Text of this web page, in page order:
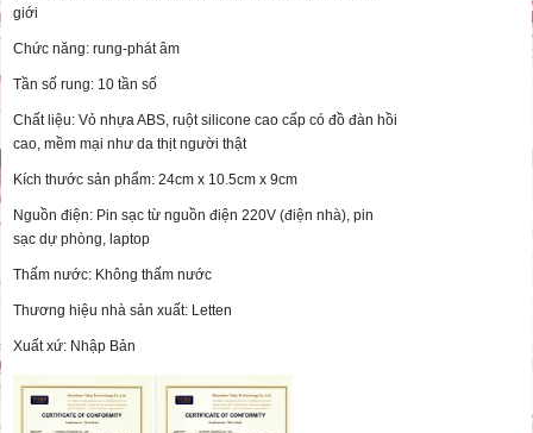
giới
Chức năng: rung-phát âm
Tần số rung: 10 tần số
Chất liệu: Vỏ nhựa ABS, ruột silicone cao cấp có đồ đàn hồi
cao, mềm mại như da thịt người thật
Kích thước sản phẩm: 24cm x 10.5cm x 9cm
Nguồn điện: Pin sạc từ nguồn điện 220V (điện nhà), pin
sạc dự phòng, laptop
Thấm nước: Không thấm nước
Thương hiệu nhà sản xuất: Letten
Xuất xứ: Nhập Bản